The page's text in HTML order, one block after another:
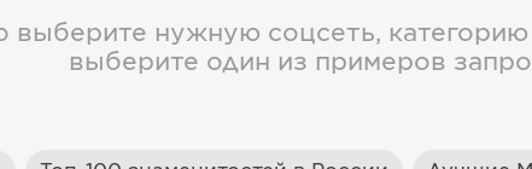
выберите нужную соцсеть,
выберите один из примеров